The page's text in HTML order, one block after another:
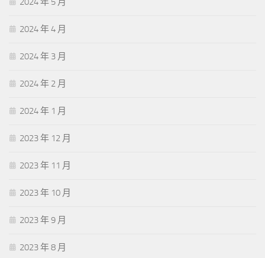
2024 年 4 月
2024 年 3 月
2024 年 2 月
2024 年 1 月
2023 年 12 月
2023 年 11 月
2023 年 10 月
2023 年 9 月
2023 年 8 月